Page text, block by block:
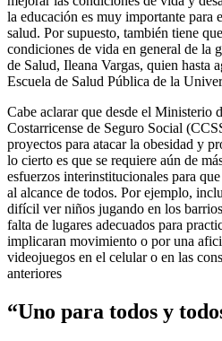
la educación es muy importante para
salud. Por supuesto, también tiene
condiciones de vida en general de la
de Salud, Ileana Vargas, quien hasta
Escuela de Salud Pública de la
Cabe aclarar que desde el Ministerio
Costarricense de Seguro Social
proyectos para atacar la obesidad y
lo cierto es que se requiere aún de
esfuerzos interinstitucionales para
al alcance de todos. Por ejemplo,
difícil ver niños jugando en los
falta de lugares adecuados para
implicaran movimiento o por una
videojuegos en el celular o en las
anteriores
“Uno para todos y